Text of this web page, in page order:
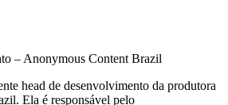
– Anonymous Content Brazil
head de desenvolvimento da produtora
Ela é responsável pelo